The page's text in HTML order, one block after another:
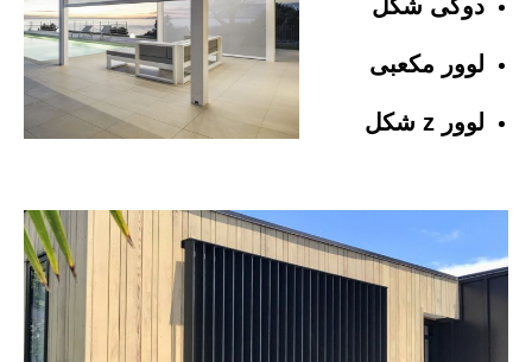
دوکی شکل
لوور مکعبی
لوور z شکل